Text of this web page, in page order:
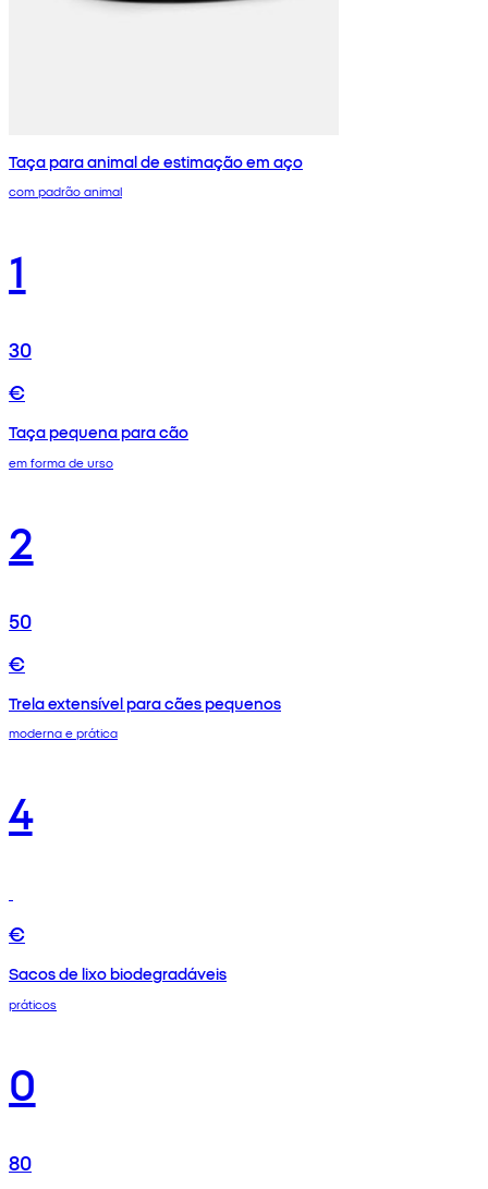
Taça para animal de estimação em aço
com padrão animal
1
30
€
Taça pequena para cão
em forma de urso
2
50
€
Trela extensível para cães pequenos
moderna e prática
4
€
Sacos de lixo biodegradáveis
práticos
0
80